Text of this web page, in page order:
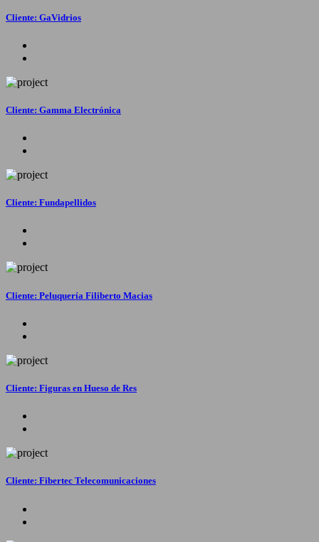
Cliente: GaVidrios
Cliente: Gamma Electrónica
Cliente: Fundapellidos
Cliente: Peluquería Filiberto Macias
Cliente: Figuras en Hueso de Res
Cliente: Fibertec Telecomunicaciones